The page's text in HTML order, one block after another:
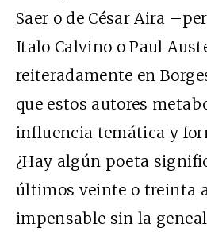
Saer o de César Aira
Italo Calvino o Paul
reiteradamente en
que estos autores
influencia temática y
¿Hay algún poeta
últimos veinte o treinta
impensable sin la